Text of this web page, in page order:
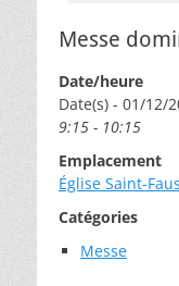
Messe
Date/heure
Date(s) - 01/12/
9:15 - 10:15
Emplacement
Église Saint-
Catégories
Messe